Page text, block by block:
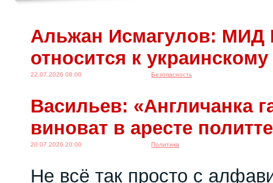
Альжан Исмагулов: МИД
относится к
22.07.2026 08:00 Безопасность
Васильев: «Англичанка
виноват в аресте
20.07.2026 20:00 Политика
Не всё так просто с